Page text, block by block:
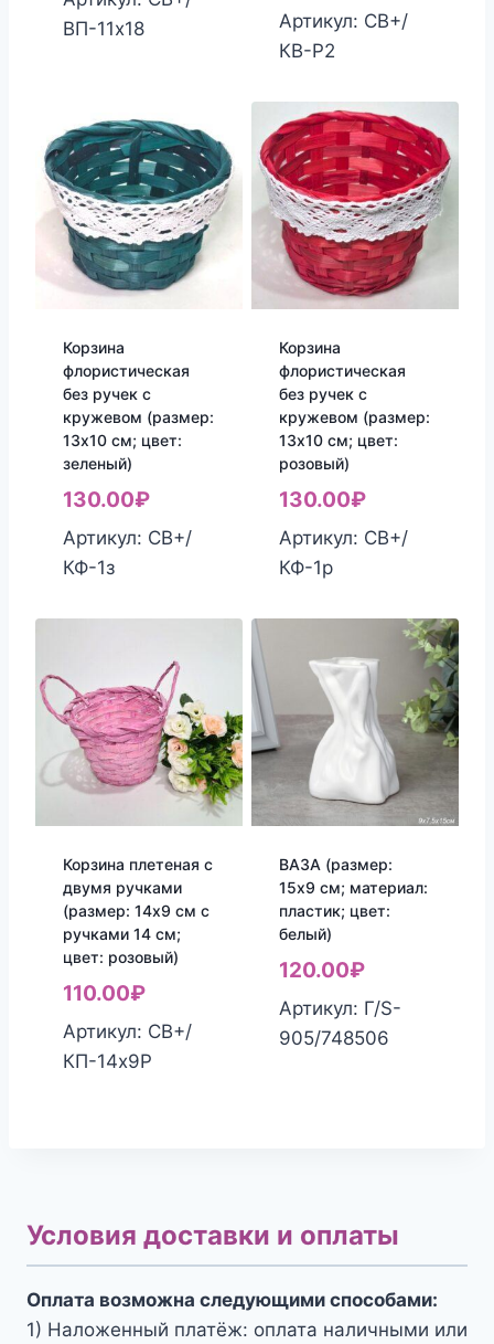
ВП-11х18
Артикул: СВ+/
КВ-Р2
Корзина
флористическая
без ручек с
кружевом (размер:
13х10 см; цвет:
зеленый)
130.00₽
Артикул: СВ+/
КФ-1з
Корзина
флористическая
без ручек с
кружевом (размер:
13х10 см; цвет:
розовый)
130.00₽
Артикул: СВ+/
КФ-1р
Корзина плетеная с
двумя ручками
(размер: 14х9 см с
ручками 14 см;
цвет: розовый)
110.00₽
Артикул: СВ+/
КП-14х9Р
ВАЗА (размер:
15х9 см; материал:
пластик; цвет:
белый)
120.00₽
Артикул: Г/S-
905/748506
Условия доставки и оплаты
Оплата возможна следующими способами:
1) Наложенный платёж: оплата наличными или